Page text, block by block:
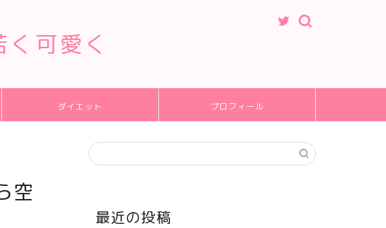
可愛く
ダイエット プロフィール
空
最近の投稿